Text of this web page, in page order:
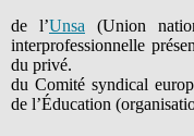
de l’Unsa (Union
interprofessionnelle
du privé.
du Comité syndical
de l’Éducation